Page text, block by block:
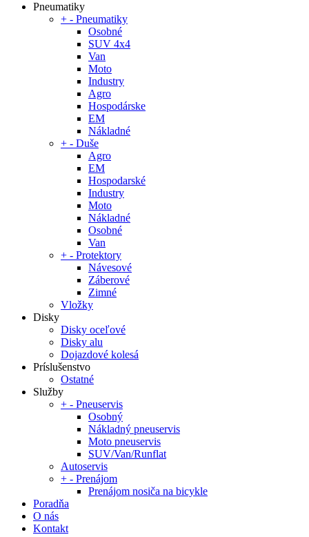
Pneumatiky
+ - Pneumatiky
Osobné
SUV 4x4
Van
Moto
Industry
Agro
Hospodárske
EM
Nákladné
+ - Duše
Agro
EM
Hospodarské
Industry
Moto
Nákladné
Osobné
Van
+ - Protektory
Návesové
Záberové
Zimné
Vložky
Disky
Disky oceľové
Disky alu
Dojazdové kolesá
Príslušenstvo
Ostatné
Služby
+ - Pneuservis
Osobný
Nákladný pneuservis
Moto pneuservis
SUV/Van/Runflat
Autoservis
+ - Prenájom
Prenájom nosiča na bicykle
Poradňa
O nás
Kontakt